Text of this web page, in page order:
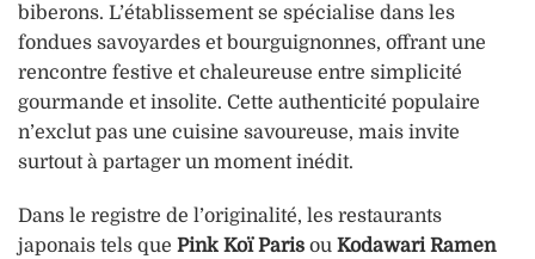
biberons. L’établissement se spécialise dans les
fondues savoyardes et bourguignonnes, offrant une
rencontre festive et chaleureuse entre simplicité
gourmande et insolite. Cette authenticité populaire
n’exclut pas une cuisine savoureuse, mais invite
surtout à partager un moment inédit.
Dans le registre de l’originalité, les restaurants
japonais tels que Pink Koï Paris ou Kodawari Ramen